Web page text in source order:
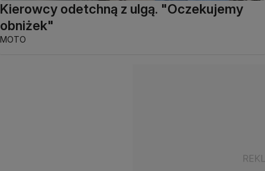
Kierowcy odetchną z ulgą. "Oczekujemy
obniżek"
MOTO